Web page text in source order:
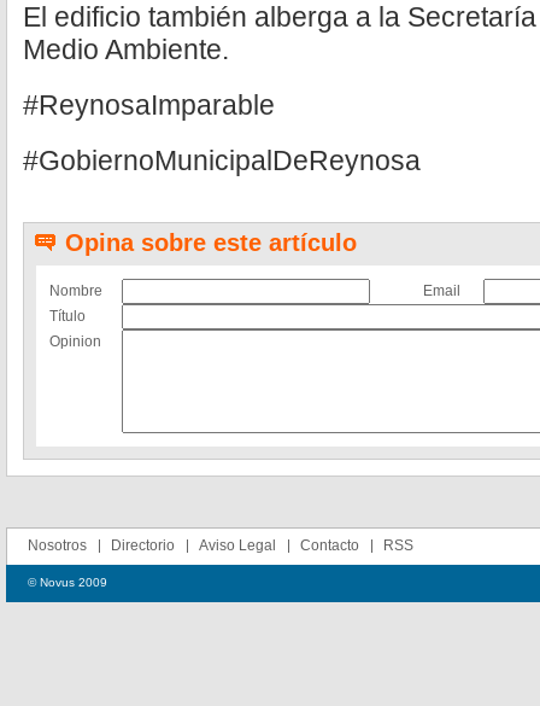
El edificio también alberga a la
Medio Ambiente.
#ReynosaImparable
#GobiernoMunicipalDeReynosa
Opina sobre este artículo
Nombre
Email
Título
Opinion
Nosotros Directorio Aviso Legal Contacto RSS
© Novus 2009